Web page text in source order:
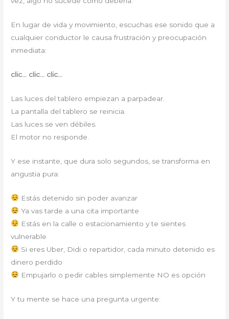
En lugar de vida y movimiento, escuchas ese sonido que a
cualquier conductor le causa frustración y preocupación
inmediata:
clic… clic… clic…
Las luces del tablero empiezan a parpadear.
La pantalla del tablero se reinicia.
Las luces se ven débiles.
El motor no responde.
Y ese instante, que dura solo segundos, se transforma en
angustia pura:
Estás detenido sin poder avanzar
Ya vas tarde a una cita importante
Estás en la calle o estacionamiento y te sientes
vulnerable
Si eres Uber, Didi o repartidor, cada minuto detenido es
dinero perdido
Empujarlo o pedir cables simplemente NO es opción
Y tu mente se hace una pregunta urgente: